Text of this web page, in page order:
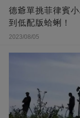
德爺單挑菲律賓
到低配版蛤蜊！
2023/08/05